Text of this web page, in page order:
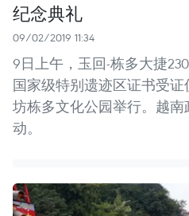
纪念典礼
09/02/2019 11:34
9日上午，玉回-栋多大捷
国家级特别遗迹区证书受
坊栋多文化公园举行。越
动。